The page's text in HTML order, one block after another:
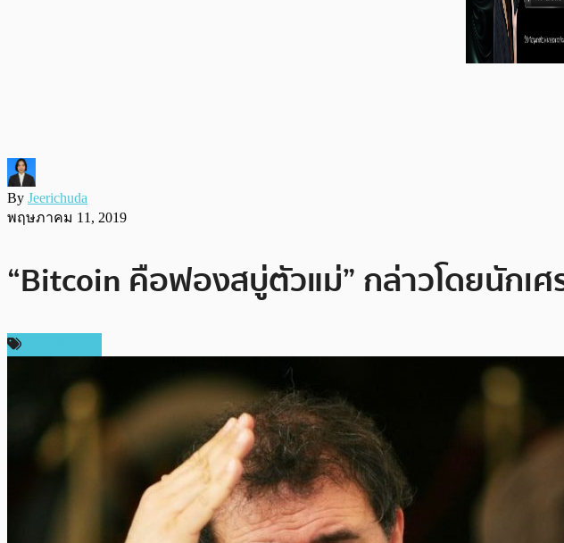
By Jeerichuda
พฤษภาคม 11, 2019
“Bitcoin คือฟองสบู่ตัวแม่” กล่าวโดยนักเ